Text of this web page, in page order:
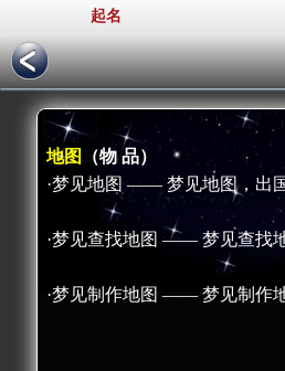
起名
地图
（物 品）
·梦见地图 —— 梦见地图，出
·梦见查找地图 —— 梦见查找
·梦见制作地图 —— 梦见制作